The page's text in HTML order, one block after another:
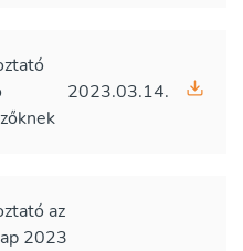
2023.03.14.
az
2023